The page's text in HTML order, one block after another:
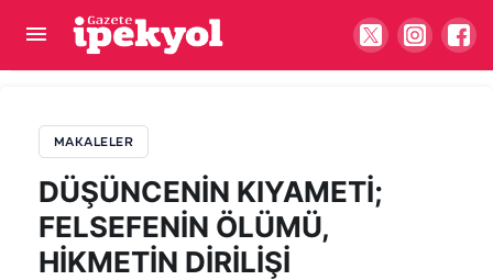
MAKALELER
DÜŞÜNCENİN KIYAMETİ;
FELSEFENİN ÖLÜMÜ,
HİKMETİN DİRİLİŞİ
DÜŞÜNCENİN KIYAMETİ; FELSEFENİN ÖLÜMÜ,